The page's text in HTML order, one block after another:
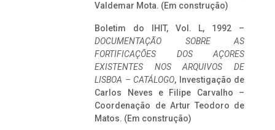
Valdemar Mota. (Em construção)
Boletim do IHIT, Vol. L, 1992 –
DOCUMENTAÇÃO SOBRE AS
FORTIFICAÇÕES DOS AÇORES
EXISTENTES NOS ARQUIVOS DE
LISBOA – CATÁLOGO, Investigação de
Carlos Neves e Filipe Carvalho –
Coordenação de Artur Teodoro de
Matos. (Em construção)